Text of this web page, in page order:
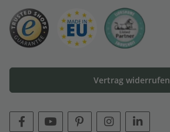
Vertrag widerrufen